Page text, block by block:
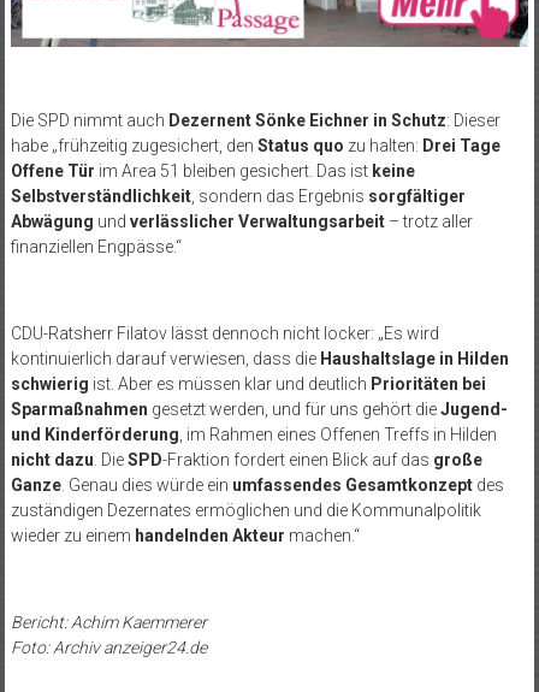
Die SPD nimmt auch Dezernent Sönke Eichner in Schutz: Dieser
habe „frühzeitig zugesichert, den Status quo zu halten: Drei Tage
Offene Tür im Area 51 bleiben gesichert. Das ist keine
Selbstverständlichkeit, sondern das Ergebnis sorgfältiger
Abwägung und verlässlicher Verwaltungsarbeit– trotz aller
finanziellen Engpässe.“
CDU-Ratsherr Filatov lässt dennoch nicht locker: „Es wird
kontinuierlich darauf verwiesen, dass die Haushaltslage in Hilden
schwierig ist. Aber es müssen klar und deutlich Prioritäten bei
Sparmaßnahmen gesetzt werden, und für uns gehört dieJugend-
und Kinderförderung , im Rahmen eines Offenen Treffs in Hilden
nicht dazu . DieSPD-Fraktion fordert einen Blick auf das große
Ganze. Genau dies würde ein umfassendes Gesamtkonzeptdes
zuständigen Dezernates ermöglichen und die Kommunalpolitik
wieder zu einem handelnden Akteur machen.“
Bericht: Achim Kaemmerer
Foto: Archiv anzeiger24.de